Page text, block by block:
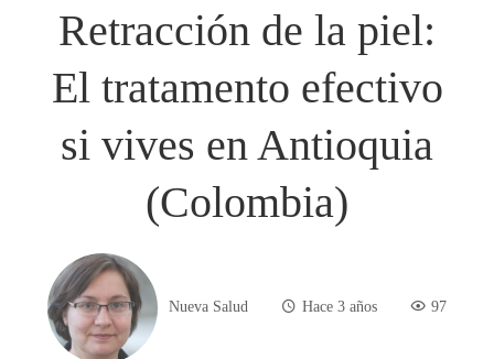
Retracción de la piel:
El tratamento efectivo
si vives en Antioquia
(Colombia)
Nueva Salud Hace 3 años 97